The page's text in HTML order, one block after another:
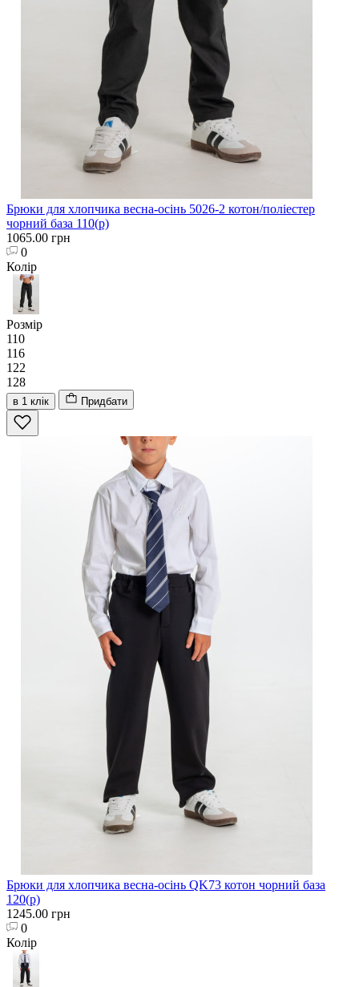
Брюки для хлопчика весна-осінь 5026-2 котон/поліестер
чорний база 110(р)
1065.00 грн
0
Колір
Розмір
110
116
122
128
в 1 клік Придбати
Брюки для хлопчика весна-осінь QK73 котон чорний база
120(р)
1245.00 грн
0
Колір